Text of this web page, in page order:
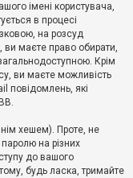
імені користувача,
в процесі
на розсуд
маєте право обирати,
Крім
ви маєте можливість
повідомлень, які
хешем). Проте, не
на різних
до вашого
будь ласка, тримайте